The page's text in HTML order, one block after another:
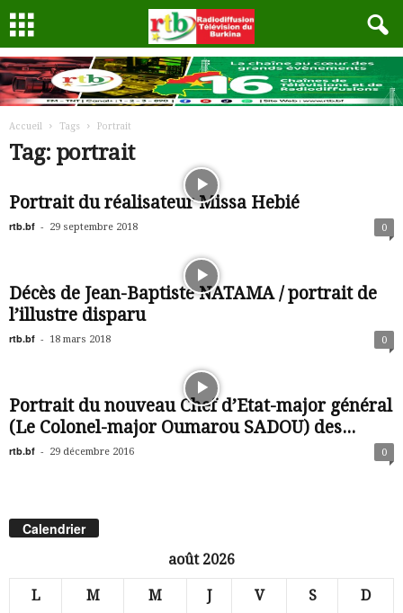
Accueil Tags Portrait
Tag: portrait
Portrait du réalisateur Missa Hebié
rtb.bf - 29 septembre 2018 0
Décès de Jean-Baptiste NATAMA / portrait de
l’illustre disparu
rtb.bf - 18 mars 2018 0
Portrait du nouveau Chef d’Etat-major général
(Le Colonel-major Oumarou SADOU) des...
rtb.bf - 29 décembre 2016 0
Calendrier
août 2026
L M M J V S D